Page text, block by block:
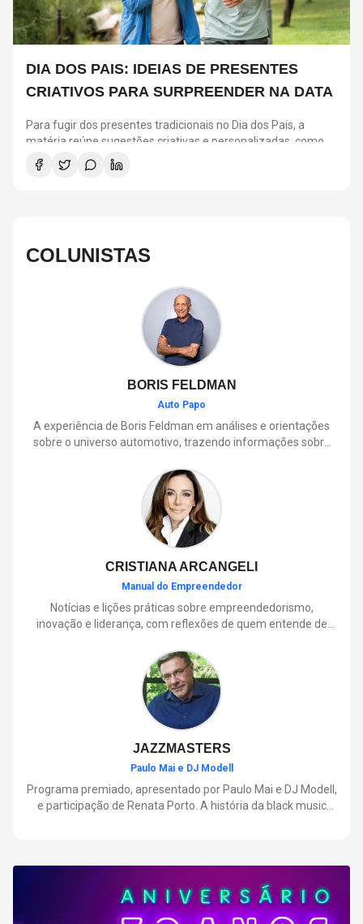
DIA DOS PAIS: IDEIAS DE PRESENTES
CRIATIVOS PARA SURPREENDER NA DATA
Para fugir dos presentes tradicionais no Dia dos Pais, a
matéria reúne sugestões criativas e personalizadas, como
vinis, cursos de gastronomia, assinaturas de café, ingressos
para shows, ensaios em família e experiências
COLUNISTAS
BORIS FELDMAN
Auto Papo
A experiência de Boris Feldman em análises e orientações
sobre o universo automotivo, trazendo informações sobre
que envolve o dia a dia dos motoristas.
CRISTIANA ARCANGELI
Manual do Empreendedor
Notícias e lições práticas sobre empreendedorismo,
inovação e liderança, com reflexões de quem entende de
JAZZMASTERS
Paulo Mai e DJ Modell
Programa premiado, apresentado por Paulo Mai e DJ Modell,
e participação de Renata Porto. A história da black music